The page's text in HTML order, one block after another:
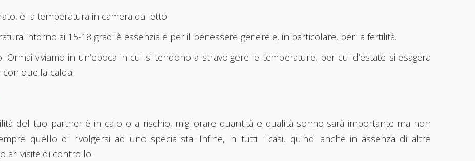
è la temperatura in camera da letto.
intorno ai 15-18 gradi è essenziale per il benessere genere e, in particolare, per la fertilità.
viviamo in un‘epoca in cui si tendono a stravolgere le temperature, per cui d’estate si esagera
con quella calda.
del tuo partner è in calo o a rischio, migliorare quantità e qualità sonno sarà importante ma non
quello di rivolgersi ad uno specialista. Infine, in tutti i casi, quindi anche in assenza di altre
visite di controllo.